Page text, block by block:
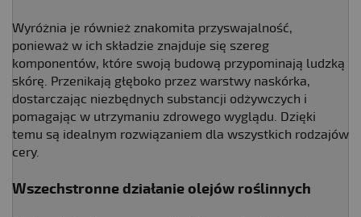
Wyróżnia je również znakomita przyswajalność,
ponieważ w ich składzie znajduje się szereg
komponentów, które swoją budową przypominają ludzką
skórę. Przenikają głęboko przez warstwy naskórka,
dostarczając niezbędnych substancji odżywczych i
pomagając w utrzymaniu zdrowego wyglądu. Dzięki
temu są idealnym rozwiązaniem dla wszystkich rodzajów
cery.
Wszechstronne działanie olejów roślinnych